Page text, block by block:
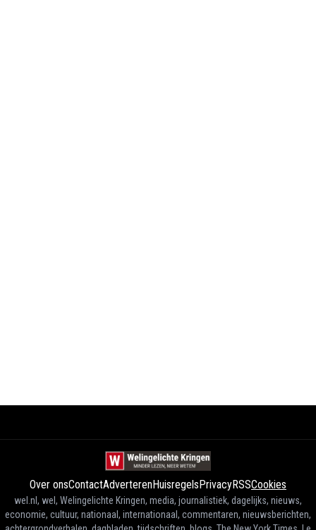
Over onsContactAdverterenHuisregelsPrivacyRSSCookies
wel.nl, wel, Welingelichte Kringen, media, journalistiek, dagelijks, nieuws,
economie, cultuur, nationaal, internationaal, commentaren, nieuwsberichten,